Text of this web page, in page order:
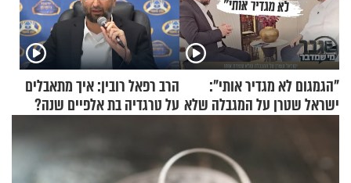
"הגמגום לא מגדיר אותי":
ישראל שטרן על המגבלה שלא
הרב רפאל רובין: איך מתאבלים
על טרגדיה בת אלפיים שנה?